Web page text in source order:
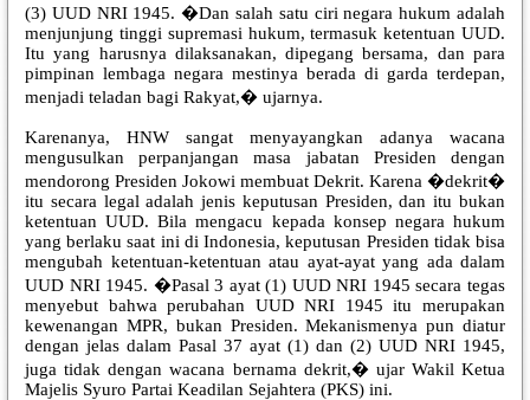
(3) UUD NRI 1945. �Dan salah satu ciri negara hukum adalah
menjunjung tinggi supremasi hukum, termasuk ketentuan UUD.
Itu yang harusnya dilaksanakan, dipegang bersama, dan para
pimpinan lembaga negara mestinya berada di garda terdepan,
menjadi teladan bagi Rakyat,� ujarnya.
Karenanya, HNW sangat menyayangkan adanya wacana
mengusulkan perpanjangan masa jabatan Presiden dengan
mendorong Presiden Jokowi membuat Dekrit. Karena �dekrit�
itu secara legal adalah jenis keputusan Presiden, dan itu bukan
ketentuan UUD. Bila mengacu kepada konsep negara hukum
yang berlaku saat ini di Indonesia, keputusan Presiden tidak bisa
mengubah ketentuan-ketentuan atau ayat-ayat yang ada dalam
UUD NRI 1945. �Pasal 3 ayat (1) UUD NRI 1945 secara tegas
menyebut bahwa perubahan UUD NRI 1945 itu merupakan
kewenangan MPR, bukan Presiden. Mekanismenya pun diatur
dengan jelas dalam Pasal 37 ayat (1) dan (2) UUD NRI 1945,
juga tidak dengan wacana bernama dekrit,� ujar Wakil Ketua
Majelis Syuro Partai Keadilan Sejahtera (PKS) ini.